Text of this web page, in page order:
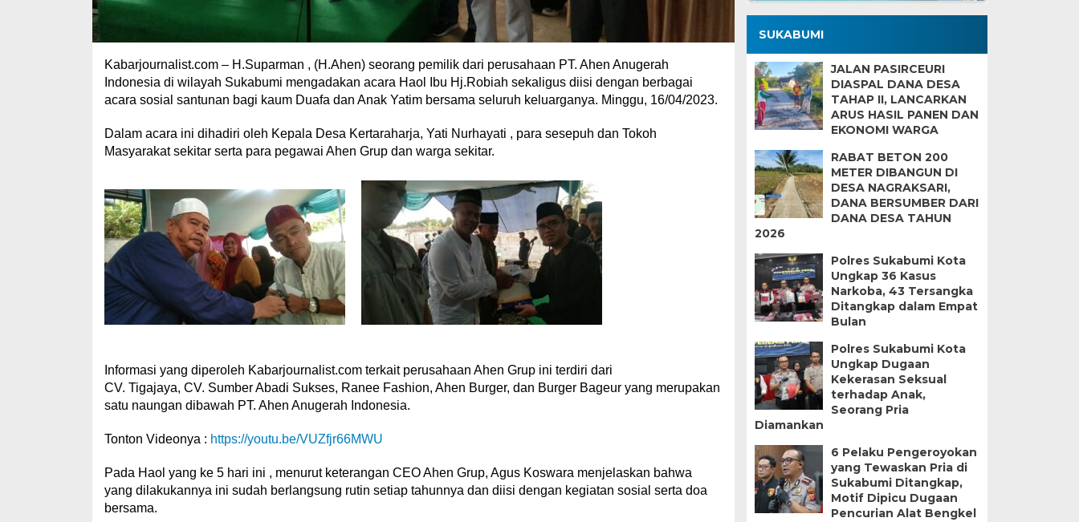
Kabarjournalist.com – H.Suparman , (H.Ahen) seorang pemilik dari perusahaan PT. Ahen Anugerah
Indonesia di wilayah Sukabumi mengadakan acara Haol Ibu Hj.Robiah sekaligus diisi dengan berbagai
acara sosial santunan bagi kaum Duafa dan Anak Yatim bersama seluruh keluarganya. Minggu, 16/04/2023.
Dalam acara ini dihadiri oleh Kepala Desa Kertaraharja, Yati Nurhayati , para sesepuh dan Tokoh
Masyarakat sekitar serta para pegawai Ahen Grup dan warga sekitar.
Informasi yang diperoleh Kabarjournalist.com terkait perusahaan Ahen Grup ini terdiri dari
CV. Tigajaya, CV. Sumber Abadi Sukses, Ranee Fashion, Ahen Burger, dan Burger Bageur yang merupakan
satu naungan dibawah PT. Ahen Anugerah Indonesia.
Tonton Videonya : https://youtu.be/VUZfjr66MWU
Pada Haol yang ke 5 hari ini , menurut keterangan CEO Ahen Grup, Agus Koswara menjelaskan bahwa
yang dilakukannya ini sudah berlangsung rutin setiap tahunnya dan diisi dengan kegiatan sosial serta doa
bersama.
SUKABUMI
JALAN PASIRCEURI
DIASPAL DANA DESA
TAHAP II, LANCARKAN
ARUS HASIL PANEN DAN
EKONOMI WARGA
RABAT BETON 200
METER DIBANGUN DI
DESA NAGRAKSARI,
DANA BERSUMBER DARI
DANA DESA TAHUN
2026
Polres Sukabumi Kota
Ungkap 36 Kasus
Narkoba, 43 Tersangka
Ditangkap dalam Empat
Bulan
Polres Sukabumi Kota
Ungkap Dugaan
Kekerasan Seksual
terhadap Anak,
Seorang Pria
Diamankan
6 Pelaku Pengeroyokan
yang Tewaskan Pria di
Sukabumi Ditangkap,
Motif Dipicu Dugaan
Pencurian Alat Bengkel